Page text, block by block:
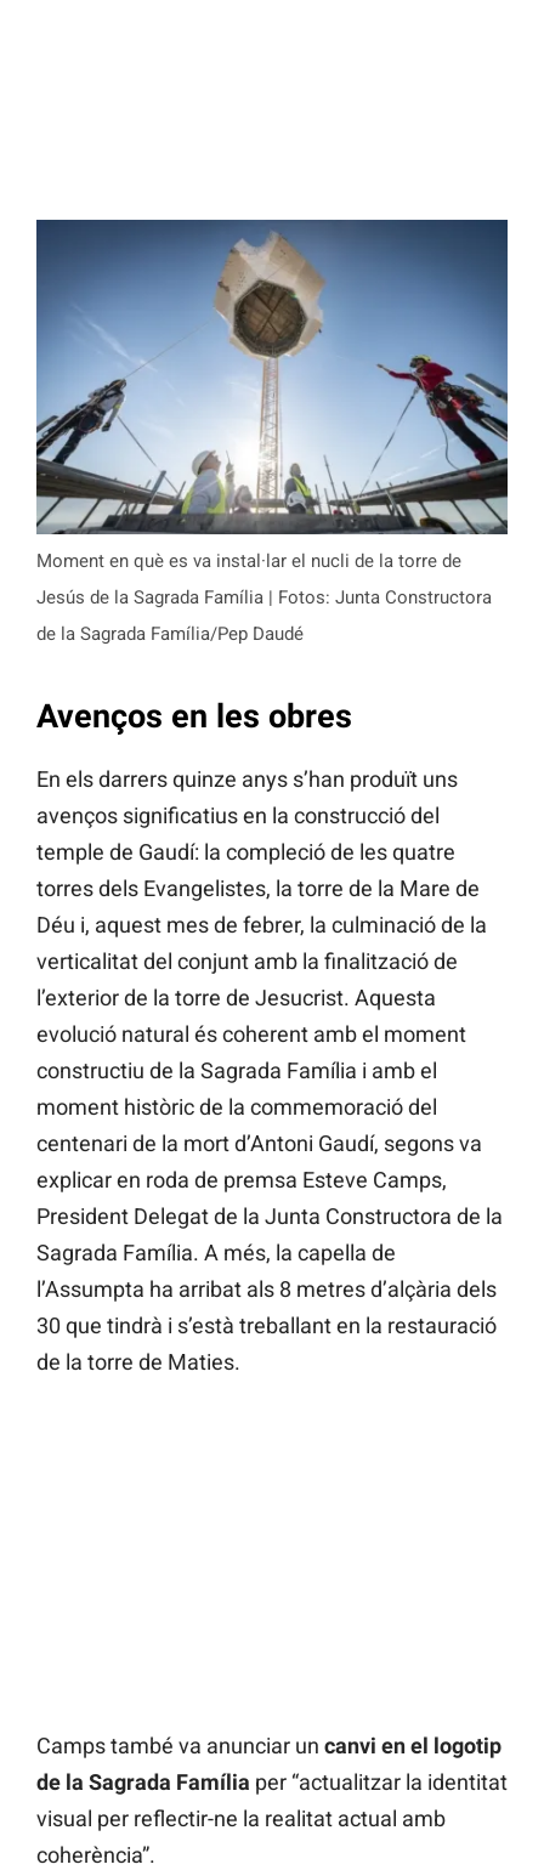
Moment en què es va instal·lar el nucli de la torre de
Jesús de la Sagrada Família | Fotos: Junta Constructora
de la Sagrada Família/Pep Daudé
Avenços en les obres
En els darrers quinze anys s’han produït uns
avenços significatius en la construcció del
temple de Gaudí: la compleció de les quatre
torres dels Evangelistes, la torre de la Mare de
Déu i, aquest mes de febrer, la culminació de la
verticalitat del conjunt amb la finalització de
l’exterior de la torre de Jesucrist. Aquesta
evolució natural és coherent amb el moment
constructiu de la Sagrada Família i amb el
moment històric de la commemoració del
centenari de la mort d’Antoni Gaudí, segons va
explicar en roda de premsa Esteve Camps,
President Delegat de la Junta Constructora de la
Sagrada Família. A més, la capella de
l’Assumpta ha arribat als 8 metres d’alçària dels
30 que tindrà i s’està treballant en la restauració
de la torre de Maties.
Camps també va anunciar un canvi en el logotip
de la Sagrada Família per “actualitzar la identitat
visual per reflectir-ne la realitat actual amb
coherència”.